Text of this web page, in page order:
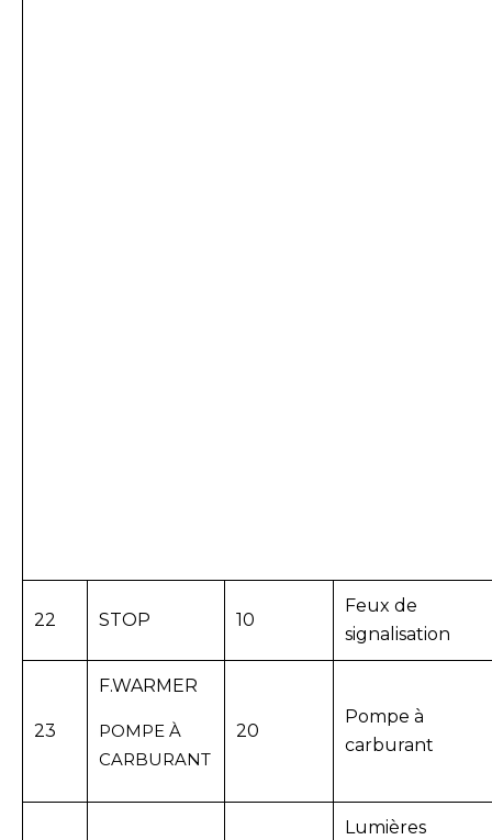
22 STOP 10
Feux de
signalisation
23
F.WARMER
POMPE À
CARBURANT
20
Pompe à
carburant
Lumières